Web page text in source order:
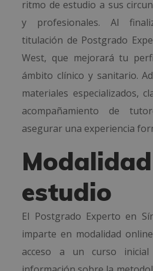
ritmo de estudio a sus
y profesionales. Al
titulación de Postgrado
West, que mejorará tu
ámbito clínico y sanitario.
materiales especializados,
acompañamiento de
asegurar una experiencia
estudio
El Postgrado Experto en
imparte en modalidad
acceso a un curso inicial